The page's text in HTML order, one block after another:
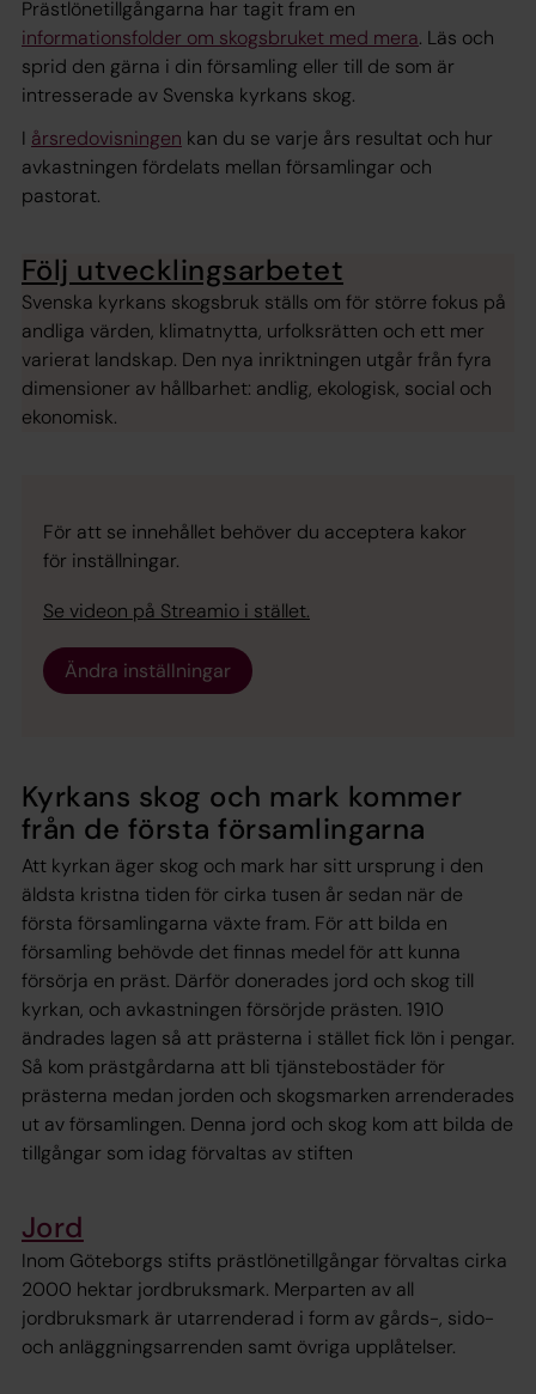
Prästlönetillgångarna har tagit fram en
informationsfolder om skogsbruket med mera. Läs och
sprid den gärna i din församling eller till de som är
intresserade av Svenska kyrkans skog.
I årsredovisningen kan du se varje års resultat och hur
avkastningen fördelats mellan församlingar och
pastorat.
Följ utvecklingsarbetet
Svenska kyrkans skogsbruk ställs om för större fokus på
andliga värden, klimatnytta, urfolksrätten och ett mer
varierat landskap. Den nya inriktningen utgår från fyra
dimensioner av hållbarhet: andlig, ekologisk, social och
ekonomisk.
För att se innehållet behöver du acceptera kakor
för inställningar.
Se videon på Streamio i stället.
Ändra inställningar
Kyrkans skog och mark kommer
från de första församlingarna
Att kyrkan äger skog och mark har sitt ursprung i den
äldsta kristna tiden för cirka tusen år sedan när de
första församlingarna växte fram. För att bilda en
församling behövde det finnas medel för att kunna
försörja en präst. Därför donerades jord och skog till
kyrkan, och avkastningen försörjde prästen. 1910
ändrades lagen så att prästerna i stället fick lön i pengar.
Så kom prästgårdarna att bli tjänstebostäder för
prästerna medan jorden och skogsmarken arrenderades
ut av församlingen. Denna jord och skog kom att bilda de
tillgångar som idag förvaltas av stiften
Jord
Inom Göteborgs stifts prästlönetillgångar förvaltas cirka
2000 hektar jordbruksmark. Merparten av all
jordbruksmark är utarrenderad i form av gårds-, sido-
och anläggningsarrenden samt övriga upplåtelser.